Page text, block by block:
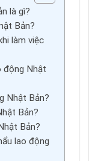
là gì?
Bản?
làm việc
động Nhật
Nhật Bản?
Bản?
Bản?
lao động